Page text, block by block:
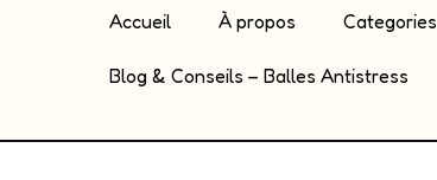
Accueil À propos Categories
Blog & Conseils – Balles Antistress